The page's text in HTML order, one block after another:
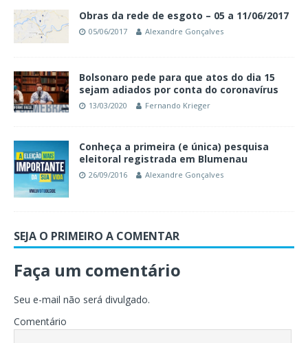
Obras da rede de esgoto – 05 a 11/06/2017
05/06/2017 Alexandre Gonçalves
Bolsonaro pede para que atos do dia 15
sejam adiados por conta do coronavírus
13/03/2020 Fernando Krieger
Conheça a primeira (e única) pesquisa
eleitoral registrada em Blumenau
26/09/2016 Alexandre Gonçalves
SEJA O PRIMEIRO A COMENTAR
Faça um comentário
Seu e-mail não será divulgado.
Comentário